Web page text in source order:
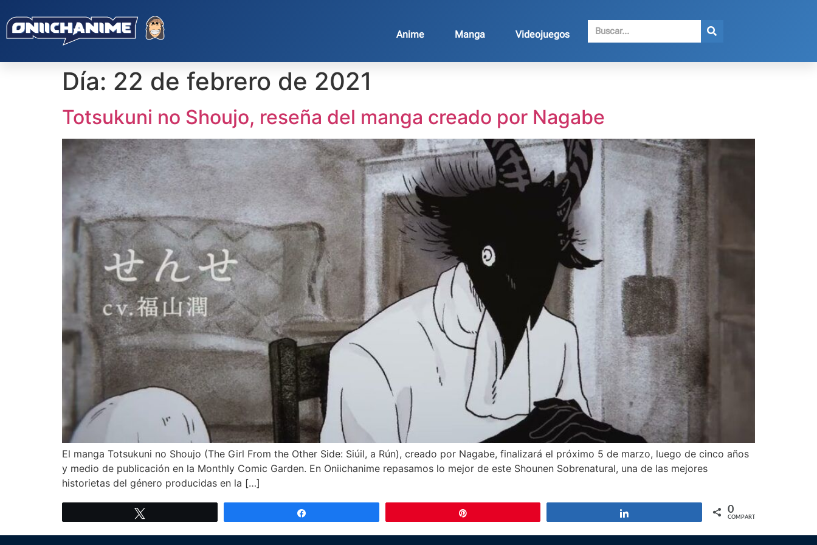
Anime Manga Videojuegos
Día: 22 de febrero de 2021
Totsukuni no Shoujo, reseña del manga creado por Nagabe
El manga Totsukuni no Shoujo (The Girl From the Other Side: Siúil, a Rún), creado por Nagabe, finalizará el próximo 5 de marzo, luego de cinco años
y medio de publicación en la Monthly Comic Garden. En Oniichanime repasamos lo mejor de este Shounen Sobrenatural, una de las mejores
historietas del género producidas en la […]
0
COMPARTIR